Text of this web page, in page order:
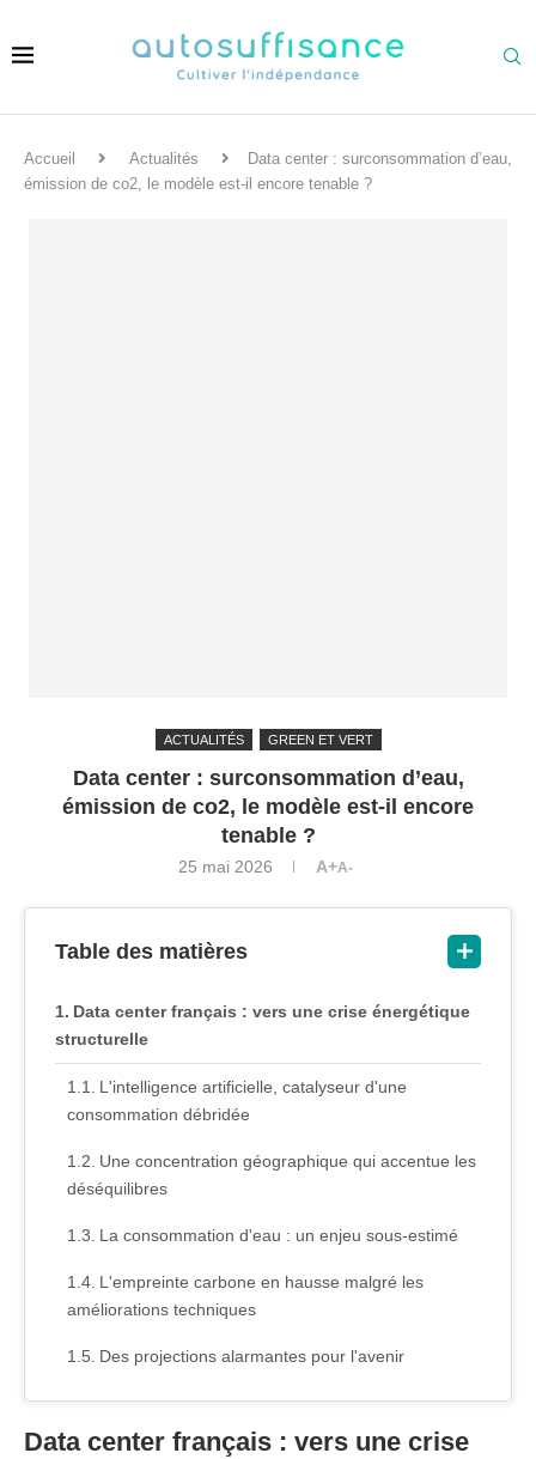
Accueil Actualités
Data center : surconsommation d’eau,
émission de co2, le modèle est-il encore tenable ?
ACTUALITÉS GREEN ET VERT
Data center : surconsommation d’eau,
émission de co2, le modèle est-il encore
tenable ?
25 mai 2026 A+A-
Table des matières
Data center français : vers une crise énergétique
structurelle
L'intelligence artificielle, catalyseur d'une
consommation débridée
Une concentration géographique qui accentue les
déséquilibres
La consommation d'eau : un enjeu sous-estimé
L'empreinte carbone en hausse malgré les
améliorations techniques
Des projections alarmantes pour l'avenir
Data center français : vers une crise